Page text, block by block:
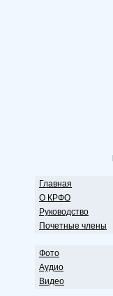
Главная
О КРФО
Руководство
Почетные члены
Фото
Аудио
Видео